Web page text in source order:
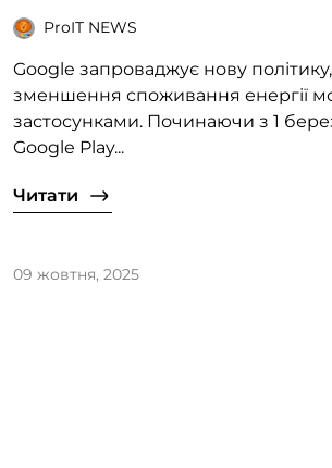
ProIT NEWS
Google запроваджує нову
зменшення споживання енергії
застосунками. Починаючи з 1
Google Play...
Читати
09 жовтня, 2025